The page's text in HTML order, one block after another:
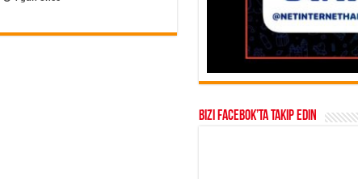
Bizi Facebok’ta takip edin